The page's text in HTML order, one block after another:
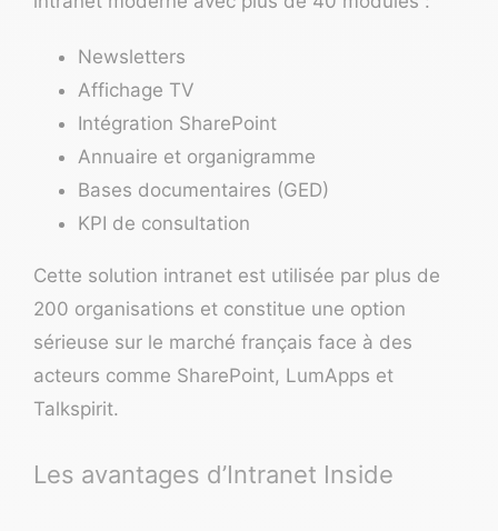
Newsletters
Affichage TV
Intégration SharePoint
Annuaire et organigramme
Bases documentaires (GED)
KPI de consultation
Cette solution intranet est utilisée par plus de
200 organisations et constitue une option
sérieuse sur le marché français face à des
acteurs comme SharePoint, LumApps et
Talkspirit.
Les avantages d’Intranet Inside